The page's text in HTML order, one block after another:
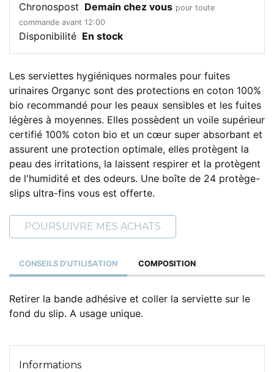
Chronospost Demain chez vous pour toute
commande avant 12:00
Disponibilité En stock
Les serviettes hygiéniques normales pour fuites
urinaires Organyc sont des protections en coton 100%
bio recommandé pour les peaux sensibles et les fuites
légères à moyennes. Elles possèdent un voile supérieur
certifié 100% coton bio et un cœur super absorbant et
assurent une protection optimale, elles protègent la
peau des irritations, la laissent respirer et la protègent
de l'humidité et des odeurs. Une boîte de 24 protège-
slips ultra-fins vous est offerte.
POURSUIVRE MES ACHATS
CONSEILS D'UTILISATION COMPOSITION
Retirer la bande adhésive et coller la serviette sur le
fond du slip. A usage unique.
Informations